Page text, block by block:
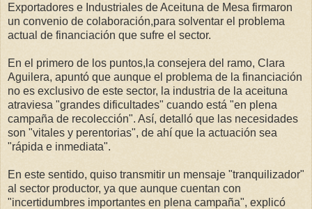
Exportadores e Industriales de Aceituna de Mesa firmaron
un convenio de colaboración,para solventar el problema
actual de financiación que sufre el sector.
En el primero de los puntos,la consejera del ramo, Clara
Aguilera, apuntó que aunque el problema de la financiación
no es exclusivo de este sector, la industria de la aceituna
atraviesa "grandes dificultades" cuando está "en plena
campaña de recolección". Así, detalló que las necesidades
son "vitales y perentorias", de ahí que la actuación sea
"rápida e inmediata".
En este sentido, quiso transmitir un mensaje "tranquilizador"
al sector productor, ya que aunque cuentan con
"incertidumbres importantes en plena campaña", explicó